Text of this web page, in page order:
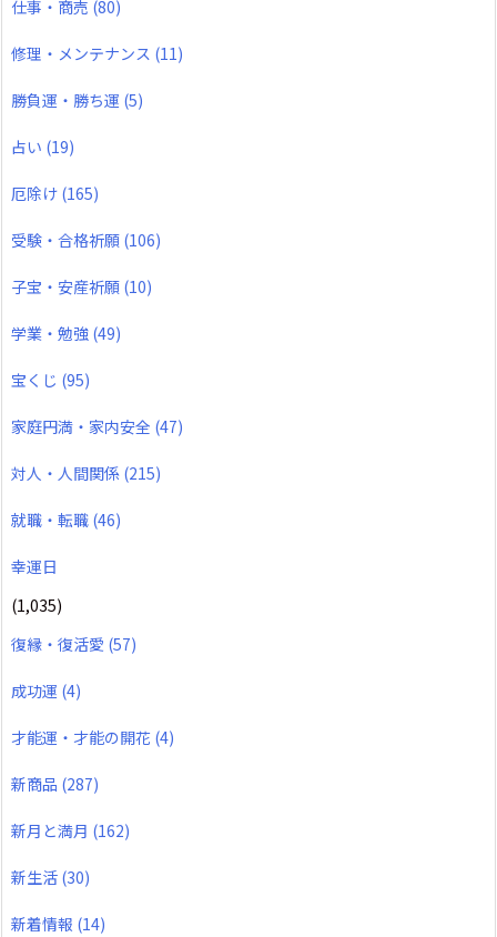
仕事・商売 (80)
修理・メンテナンス (11)
勝負運・勝ち運 (5)
占い (19)
厄除け (165)
受験・合格祈願 (106)
子宝・安産祈願 (10)
学業・勉強 (49)
宝くじ (95)
家庭円満・家内安全 (47)
対人・人間関係 (215)
就職・転職 (46)
幸運日
(1,035)
復縁・復活愛 (57)
成功運 (4)
才能運・才能の開花 (4)
新商品 (287)
新月と満月 (162)
新生活 (30)
新着情報 (14)